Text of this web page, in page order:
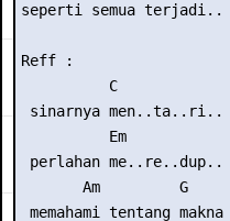
seperti semua terjadi..
Reff :
          C
sinarnya men..ta..ri..
          Em
perlahan me..re..dup..
       Am         G
memahami tentang makna